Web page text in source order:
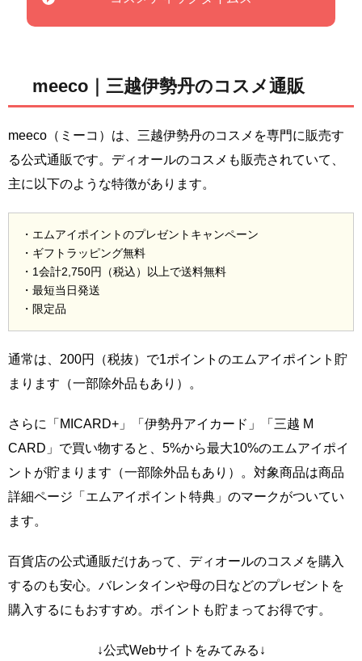
meeco｜三越伊勢丹のコスメ通販
meeco（ミーコ）は、三越伊勢丹のコスメを専門に販売す
る公式通販です。ディオールのコスメも販売されていて、
主に以下のような特徴があります。
・エムアイポイントのプレゼントキャンペーン
・ギフトラッピング無料
・1会計2,750円（税込）以上で送料無料
・最短当日発送
・限定品
通常は、200円（税抜）で1ポイントのエムアイポイント貯
まります（一部除外品もあり）。
さらに「MICARD+」「伊勢丹アイカード」「三越 M
CARD」で買い物すると、5%から最大10%のエムアイポイ
ントが貯まります（一部除外品もあり）。対象商品は商品
詳細ページ「エムアイポイント特典」のマークがついてい
ます。
百貨店の公式通販だけあって、ディオールのコスメを購入
するのも安心。バレンタインや母の日などのプレゼントを
購入するにもおすすめ。ポイントも貯まってお得です。
↓公式Webサイトをみてみる↓